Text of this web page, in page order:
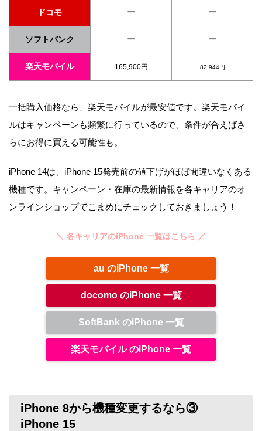
ドコモ ー ー
ソフトバンク ー ー
楽天モバイル 165,900円 82,944円
一括購入価格なら、楽天モバイルが最安値です。楽天モバイ
ルはキャンペーンも頻繁に行っているので、条件が合えばさ
らにお得に買える可能性も。
iPhone 14は、iPhone 15発売前の値下げがほぼ間違いなくある
機種です。キャンペーン・在庫の最新情報を各キャリアのオ
ンラインショップでこまめにチェックしておきましょう！
＼ 各キャリアのiPhone 一覧はこちら ／
au のiPhone 一覧
docomo のiPhone 一覧
SoftBank のiPhone 一覧
楽天モバイル のiPhone 一覧
iPhone 8から機種変更するなら③
iPhone 15